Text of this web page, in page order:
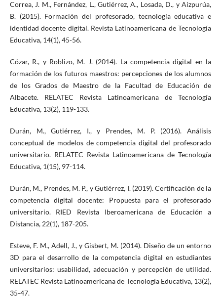
Correa, J. M., Fernández, L., Gutiérrez, A., Losada, D., y Aizpurúa,
B. (2015). Formación del profesorado, tecnología educativa e
identidad docente digital. Revista Latinoamericana de Tecnología
Educativa, 14(1), 45-56.
Cózar, R., y Roblizo, M. J. (2014). La competencia digital en la
formación de los futuros maestros: percepciones de los alumnos
de los Grados de Maestro de la Facultad de Educación de
Albacete. RELATEC Revista Latinoamericana de Tecnología
Educativa, 13(2), 119-133.
Durán, M., Gutiérrez, I., y Prendes, M. P. (2016). Análisis
conceptual de modelos de competencia digital del profesorado
universitario. RELATEC Revista Latinoamericana de Tecnología
Educativa, 1(15), 97-114.
Durán, M., Prendes, M. P., y Gutiérrez, I. (2019). Certificación de la
competencia digital docente: Propuesta para el profesorado
universitario. RIED Revista Iberoamericana de Educación a
Distancia, 22(1), 187-205.
Esteve, F. M., Adell, J., y Gisbert, M. (2014). Diseño de un entorno
3D para el desarrollo de la competencia digital en estudiantes
universitarios: usabilidad, adecuación y percepción de utilidad.
RELATEC Revista Latinoamericana de Tecnología Educativa, 13(2),
35-47.